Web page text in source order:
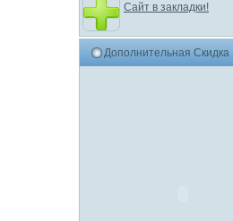
Сайт в закладки!
Дополнительная Скидка